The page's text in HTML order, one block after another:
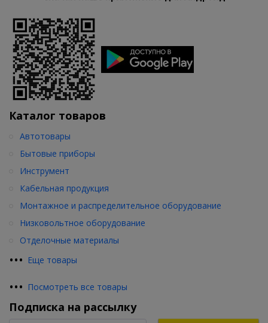
Каталог товаров
••• Еще товары
Автотовары
Бытовые приборы
Инструмент
Кабельная продукция
Монтажное и распределительное оборудование
Низковольтное оборудование
Отделочные материалы
••• Посмотреть все товары
Подписка на рассылку